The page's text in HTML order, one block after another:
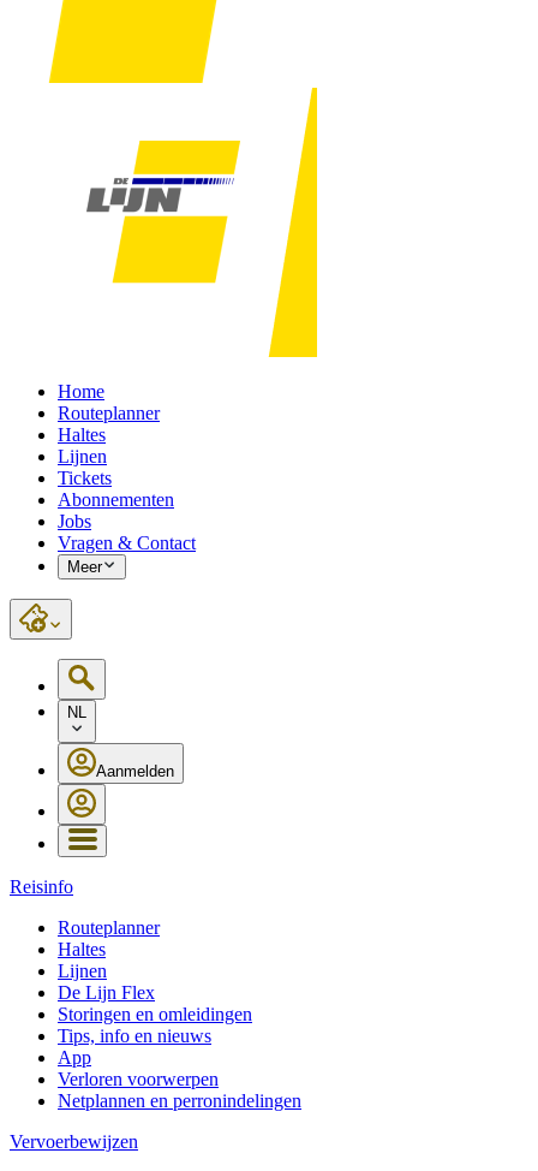
Home
Routeplanner
Haltes
Lijnen
Tickets
Abonnementen
Jobs
Vragen & Contact
Meer
NL
Aanmelden
Reisinfo
Routeplanner
Haltes
Lijnen
De Lijn Flex
Storingen en omleidingen
Tips, info en nieuws
App
Verloren voorwerpen
Netplannen en perronindelingen
Vervoerbewijzen